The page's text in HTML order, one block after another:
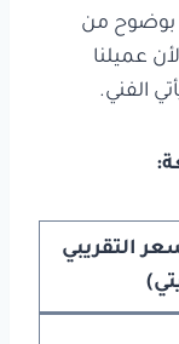
بوضوح من
عميلنا
الفني.
:
التقريبي
)